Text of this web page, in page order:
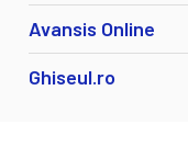
Avansis Online
Ghiseul.ro